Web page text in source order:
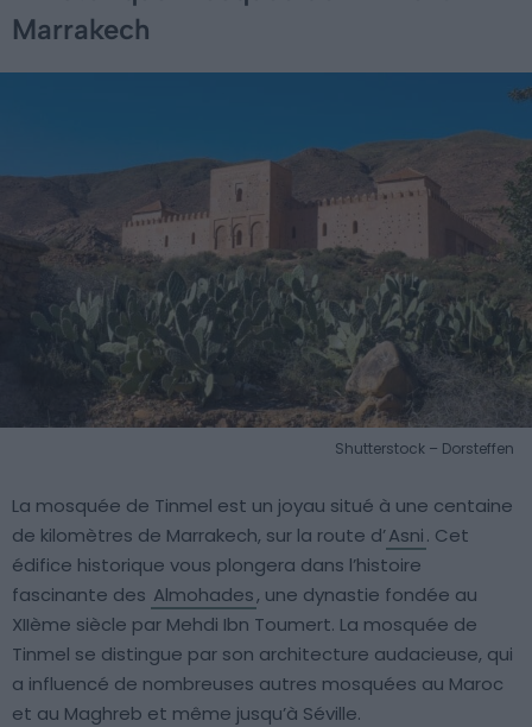
Marrakech
Shutterstock – Dorsteffen
La mosquée de Tinmel est un joyau situé à une centaine
de kilomètres de Marrakech, sur la route d’Asni. Cet
édifice historique vous plongera dans l’histoire
fascinante des Almohades, une dynastie fondée au
XIIème siècle par Mehdi Ibn Toumert. La mosquée de
Tinmel se distingue par son architecture audacieuse, qui
a influencé de nombreuses autres mosquées au Maroc
et au Maghreb et même jusqu’à Séville.